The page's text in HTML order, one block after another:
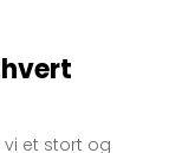
vi et stort og